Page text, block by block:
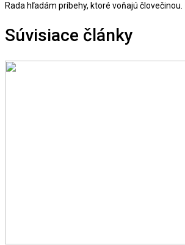
Rada hľadám príbehy, ktoré voňajú človečinou.
Súvisiace články